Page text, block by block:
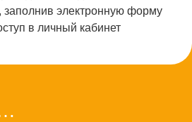
заполнив электронную форму
в личный кабинет